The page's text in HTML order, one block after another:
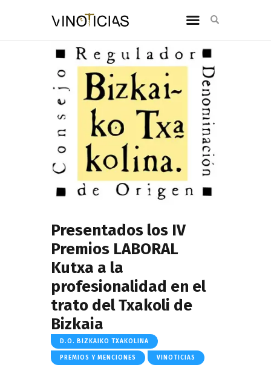
Presentados los IV
Premios LABORAL
Kutxa a la
profesionalidad en el
trato del Txakoli de
Bizkaia
D.O. BIZKAIKO TXAKOLINA
PREMIOS Y MENCIONES VINOTICIAS